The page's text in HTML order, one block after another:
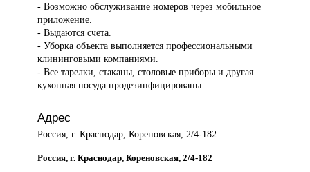
- Возможно обслуживание номеров через мобильное
приложение.
- Выдаются счета.
- Уборка объекта выполняется профессиональными
клининговыми компаниями.
- Все тарелки, стаканы, столовые приборы и другая
кухонная посуда продезинфицированы.
Адрес
Россия, г. Краснодар, Кореновская, 2/4-182
Россия, г. Краснодар, Кореновская, 2/4-182